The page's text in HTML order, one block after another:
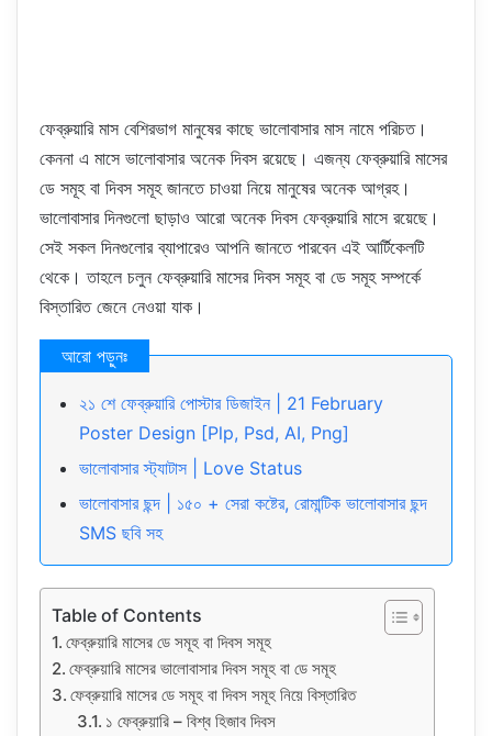
ফেব্রুয়ারি মাস বেশিরভাগ মানুষের কাছে ভালোবাসার মাস নামে পরিচত।
কেননা এ মাসে ভালোবাসার অনেক দিবস রয়েছে। এজন্য ফেব্রুয়ারি মাসের
ডে সমূহ বা দিবস সমূহ জানতে চাওয়া নিয়ে মানুষের অনেক আগ্রহ।
ভালোবাসার দিনগুলো ছাড়াও আরো অনেক দিবস ফেব্রুয়ারি মাসে রয়েছে।
সেই সকল দিনগুলোর ব্যাপারেও আপনি জানতে পারবেন এই আর্টিকেলটি
থেকে। তাহলে চলুন ফেব্রুয়ারি মাসের দিবস সমূহ বা ডে সমূহ সম্পর্কে
বিস্তারিত জেনে নেওয়া যাক।
২১ শে ফেব্রুয়ারি পোস্টার ডিজাইন | 21 February
Poster Design [Plp, Psd, AI, Png]
ভালোবাসার স্ট্যাটাস | Love Status
ভালোবাসার ছন্দ | ১৫০ + সেরা কষ্টের, রোমান্টিক ভালোবাসার ছন্দ
SMS ছবি সহ
Table of Contents
ফেব্রুয়ারি মাসের ডে সমূহ বা দিবস সমূহ
ফেব্রুয়ারি মাসের ভালোবাসার দিবস সমূহ বা ডে সমূহ
ফেব্রুয়ারি মাসের ডে সমূহ বা দিবস সমূহ নিয়ে বিস্তারিত
১ ফেব্রুয়ারি – বিশ্ব হিজাব দিবস